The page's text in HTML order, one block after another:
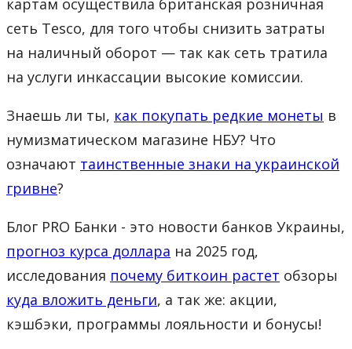
картам осуществила британская розничная
сеть Tesco, для того чтобы снизить затраты
на наличный оборот — так как сеть тратила
на услуги инкассации высокие комиссии.
Знаешь ли ты, как покупать редкие монеты в
нумизматическом магазине НБУ? Что
означают таинственные знаки на украинской
гривне?
Блог PRO Банки - это новости банков Украины,
прогноз курса доллара на 2025 год,
исследования почему биткоин растет обзоры
куда вложить деньги, а так же: акции,
кэшбэки, программы лояльности и бонусы!